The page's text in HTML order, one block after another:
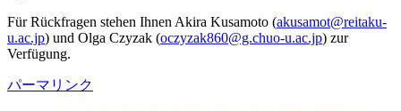
Für Rückfragen stehen Ihnen Akira Kusamoto (akusamot@reitaku-
u.ac.jp) und Olga Czyzak (oczyzak860@g.chuo-u.ac.jp) zur
Verfügung.
パーマリンク